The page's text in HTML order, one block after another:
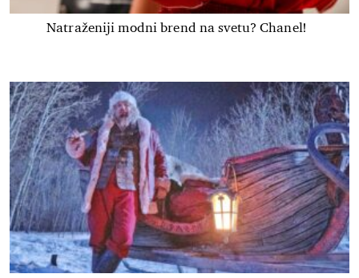
Natraženiji modni brend na svetu? Chanel!